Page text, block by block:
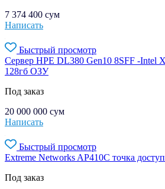
7 374 400 сум
Написать
Быстрый просмотр
Сервер HPE DL380 Gen10 8SFF -Intel
128гб ОЗУ
Под заказ
20 000 000 сум
Написать
Быстрый просмотр
Extreme Networks AP410C точка
Под заказ